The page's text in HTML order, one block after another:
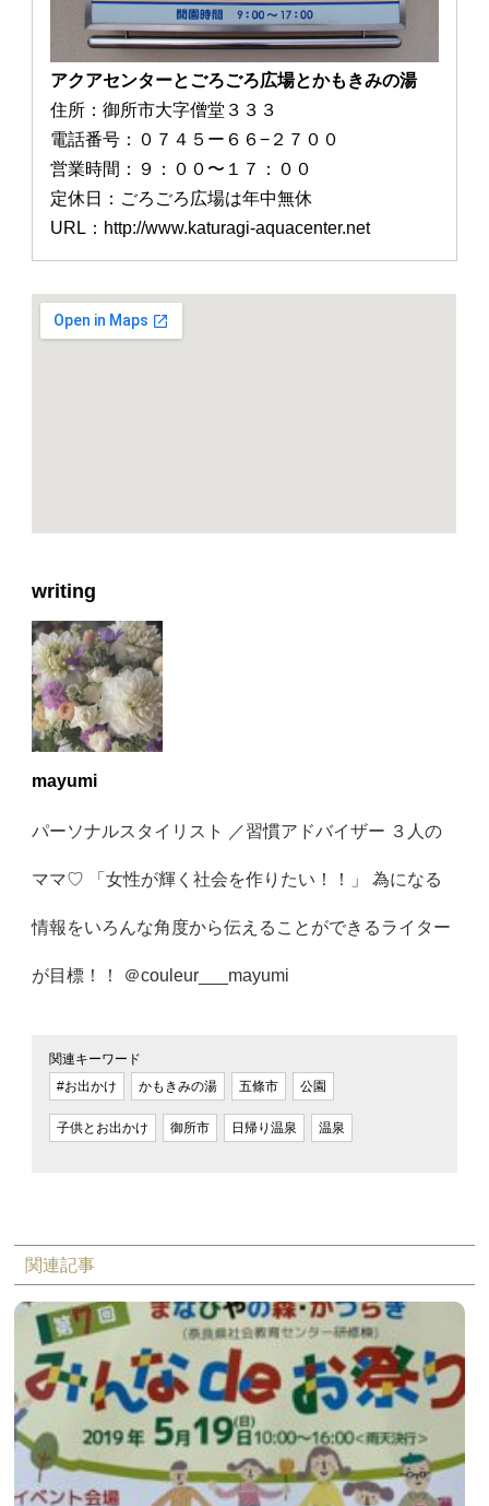
アクアセンターとごろごろ広場とかもきみの湯
住所：御所市大字僧堂３３３
電話番号：０７４５ー６６−２７００
営業時間：９：００〜１７：００
定休日：ごろごろ広場は年中無休
URL：http://www.katuragi-aquacenter.net
writing
mayumi
パーソナルスタイリスト ／習慣アドバイザー ３人の
ママ♡ 「女性が輝く社会を作りたい！！」 為になる
情報をいろんな角度から伝えることができるライター
が目標！！ ＠couleur___mayumi
関連キーワード
#お出かけ
かもきみの湯 五條市 公園
子供とお出かけ 御所市 日帰り温泉 温泉
関連記事